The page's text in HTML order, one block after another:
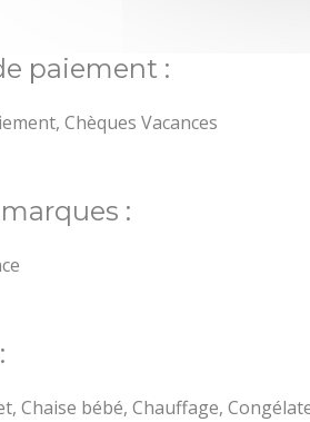
paiement :
Chèques Vacances
:
Chaise bébé, Chauffage,